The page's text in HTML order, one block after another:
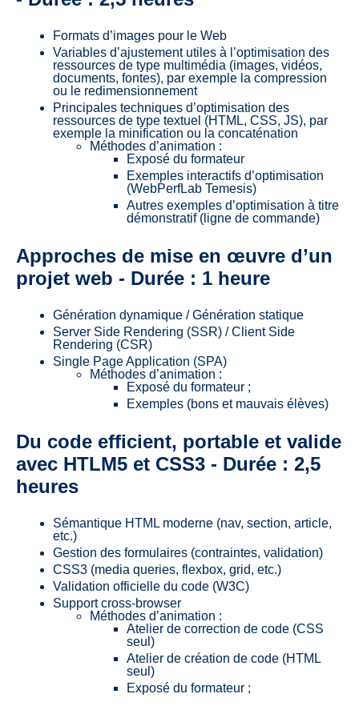
Formats d’images pour le Web
Variables d’ajustement utiles à l’optimisation des
ressources de type multimédia (images, vidéos,
documents, fontes), par exemple la compression
ou le redimensionnement
Principales techniques d’optimisation des
ressources de type textuel (HTML, CSS, JS), par
exemple la minification ou la concaténation
Méthodes d’animation :
Exposé du formateur
Exemples interactifs d’optimisation
(WebPerfLab Temesis)
Autres exemples d’optimisation à titre
démonstratif (ligne de commande)
Approches de mise en œuvre d’un
projet web - Durée : 1 heure
Génération dynamique / Génération statique
Server Side Rendering (SSR) / Client Side
Rendering (CSR)
Single Page Application (SPA)
Méthodes d’animation :
Exposé du formateur ;
Exemples (bons et mauvais élèves)
Du code efficient, portable et valide
avec HTLM5 et CSS3 - Durée : 2,5
heures
Sémantique HTML moderne (nav, section, article,
etc.)
Gestion des formulaires (contraintes, validation)
CSS3 (media queries, flexbox, grid, etc.)
Validation officielle du code (W3C)
Support cross-browser
Méthodes d’animation :
Atelier de correction de code (CSS
seul)
Atelier de création de code (HTML
seul)
Exposé du formateur ;